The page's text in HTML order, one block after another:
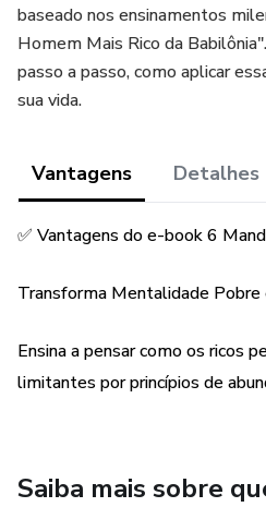
baseado nos ensinamentos
Homem Mais Rico da
passo a passo, como aplicar
sua vida.
Vantagens Detalhes
✅ Vantagens do e-book 6
Transforma Mentalidade
Ensina a pensar como os ricos
limitantes por princípios de
Saiba mais sobre